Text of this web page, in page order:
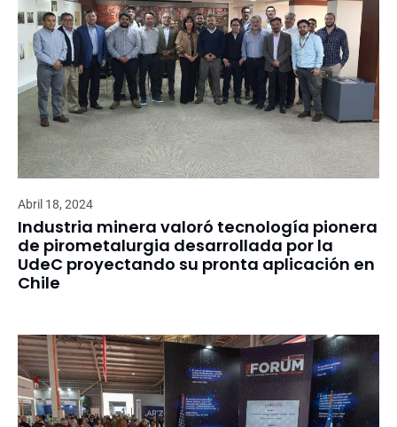
Abril 18, 2024
Industria minera valoró tecnología pionera
de pirometalurgia desarrollada por la
UdeC proyectando su pronta aplicación en
Chile